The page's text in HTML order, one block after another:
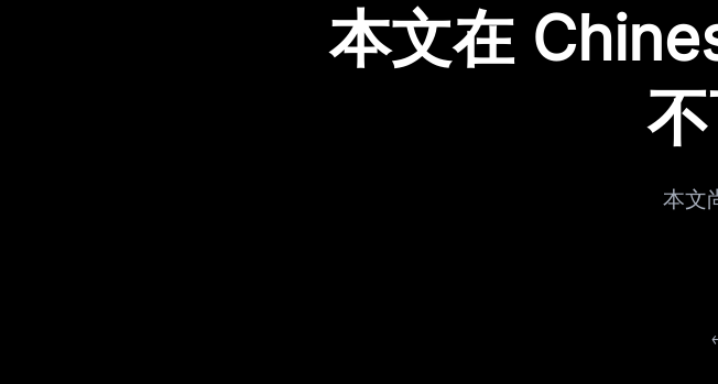
本文在
本文